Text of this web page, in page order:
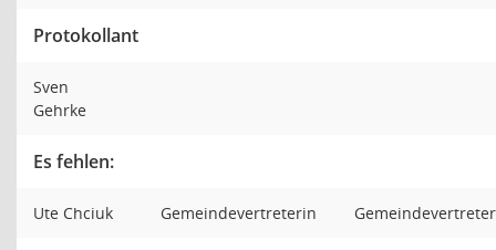
Protokollant
Sven
Gehrke
Es fehlen:
Ute Chciuk Gemeindevertreterin